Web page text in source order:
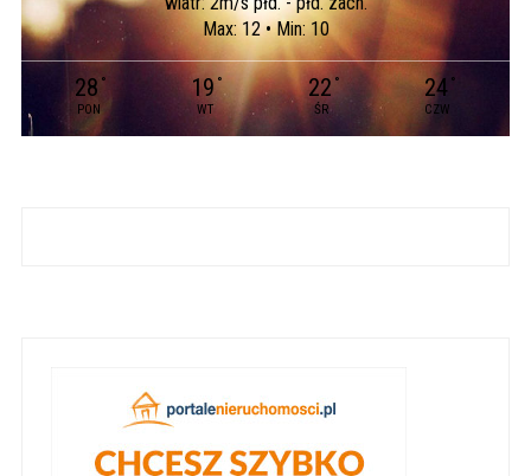
Max: 12 • Min: 10
28 °
PON
19°
WT
22 °
ŚR
24 °
CZW